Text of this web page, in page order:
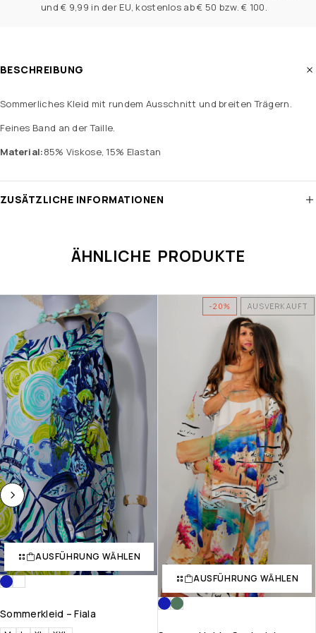
und € 9,99 in der EU, kostenlos ab € 50 bzw. € 100.
BESCHREIBUNG
Sommerliches Kleid mit rundem Ausschnitt und breiten Trägern.
Feines Band an der Taille.
Material:85% Viskose, 15% Elastan
ZUSÄTZLICHE INFORMATIONEN
ÄHNLICHE PRODUKTE
AUSFÜHRUNG WÄHLEN
Sommerkleid – Fiala
-20% AUSVERKAUFT
AUSFÜHRUNG WÄHLEN